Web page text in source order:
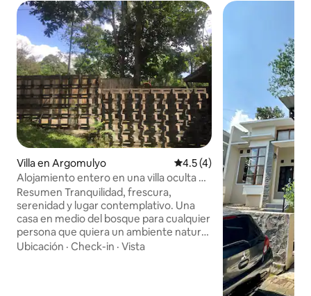
Villa en Argomulyo Calificación promedio: 4.5
4.5 (4)
Alojamiento entero en una villa oculta en
Salatiga
Resumen Tranquilidad, frescura,
serenidad y lugar contemplativo. Una
casa en medio del bosque para cualquier
persona que quiera un ambiente natural
con plantas tropicales vírgenes El
Ubicación · Check-in · Vista